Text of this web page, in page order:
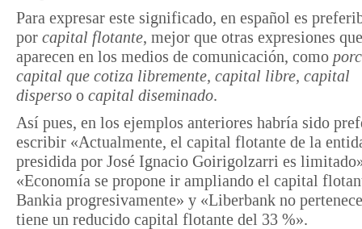
Para expresar este significado, en español es
por capital flotante, mejor que otras expresiones
aparecen en los medios de comunicación, como
capital que cotiza libremente, capital libre, capital
disperso o capital diseminado.
Así pues, en los ejemplos anteriores habría sido
escribir «Actualmente, el capital flotante de la
presidida por José Ignacio Goirigolzarri es
«Economía se propone ir ampliando el capital
Bankia progresivamente» y «Liberbank no
tiene un reducido capital flotante del 33 %».